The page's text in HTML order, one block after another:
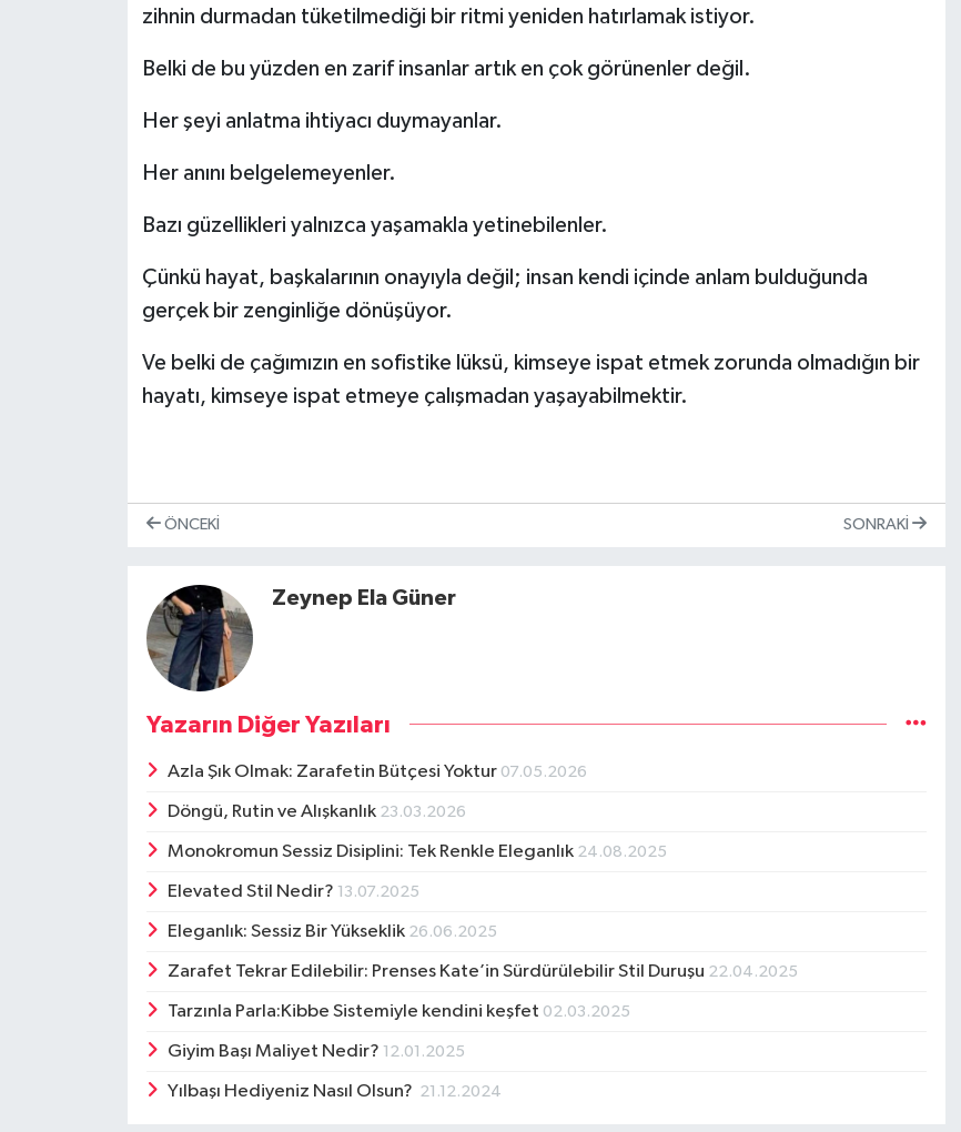
zihnin durmadan tüketilmediği bir ritmi yeniden hatırlamak istiyor.
Belki de bu yüzden en zarif insanlar artık en çok görünenler değil.
Her şeyi anlatma ihtiyacı duymayanlar.
Her anını belgelemeyenler.
Bazı güzellikleri yalnızca yaşamakla yetinebilenler.
Çünkü hayat, başkalarının onayıyla değil; insan kendi içinde anlam bulduğunda
gerçek bir zenginliğe dönüşüyor.
Ve belki de çağımızın en sofistike lüksü, kimseye ispat etmek zorunda olmadığın bir
hayatı, kimseye ispat etmeye çalışmadan yaşayabilmektir.
ÖNCEKI SONRAKI
Zeynep Ela Güner
Yazarın Diğer Yazıları
Azla Şık Olmak: Zarafetin Bütçesi Yoktur 07.05.2026
Döngü, Rutin ve Alışkanlık 23.03.2026
Monokromun Sessiz Disiplini: Tek Renkle Eleganlık 24.08.2025
Elevated Stil Nedir? 13.07.2025
Eleganlık: Sessiz Bir Yükseklik 26.06.2025
Zarafet Tekrar Edilebilir: Prenses Kate’in Sürdürülebilir Stil Duruşu 22.04.2025
Tarzınla Parla:Kibbe Sistemiyle kendini keşfet 02.03.2025
Giyim Başı Maliyet Nedir? 12.01.2025
Yılbaşı Hediyeniz Nasıl Olsun? 21.12.2024